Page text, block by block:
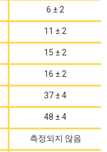
6 ± 2
11 ± 2
15 ± 2
16 ± 2
37 ± 4
48 ± 4
측정되지 않음